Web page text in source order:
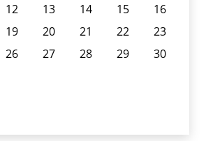
12 13 14 15
16
19 20 21 22
23
26 27 28 29
30